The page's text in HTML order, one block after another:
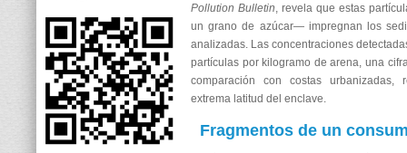
Pollution Bulletin, revela que estas
un grano de azúcar— impregnan los
analizadas. Las concentraciones
partículas por kilogramo de arena, una
comparación con costas urbanizadas,
extrema latitud del enclave.
Fragmentos de un